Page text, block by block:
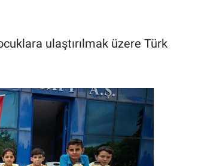
ulaştırılmak üzere Türk